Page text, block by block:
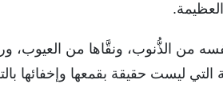
من الذُّنوب، ونقَّاها من العيوب،
ليست حقيقة بقمعها وإخفائها